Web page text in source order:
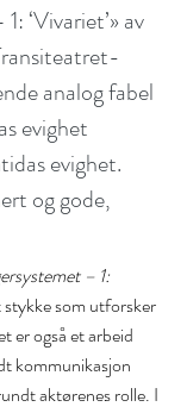
theatre: The "Killer
Crisis of Trust.
‘Vivariet’» av
analog fabel
evighet
evighet.
og gode,
– 1:
som utforsker
er også et arbeid
kommunikasjon
aktørenes rolle. I